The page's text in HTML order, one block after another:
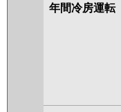
年間冷房運転